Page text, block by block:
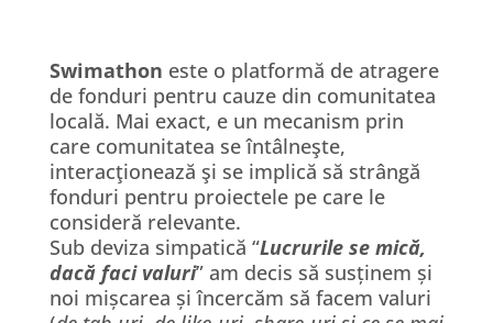
Swimathon este o platformă de atragere
de fonduri pentru cauze din comunitatea
locală. Mai exact, e un mecanism prin
care comunitatea se întâlneşte,
interacţionează şi se implică să strângă
fonduri pentru proiectele pe care le
consideră relevante.
Sub deviza simpatică “Lucrurile se mică,
dacă faci valuri” am decis să susținem și
noi mișcarea și încercăm să facem valuri